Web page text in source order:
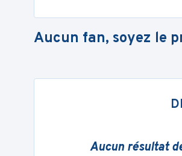
Aucun fan, soyez le
Aucun résultat